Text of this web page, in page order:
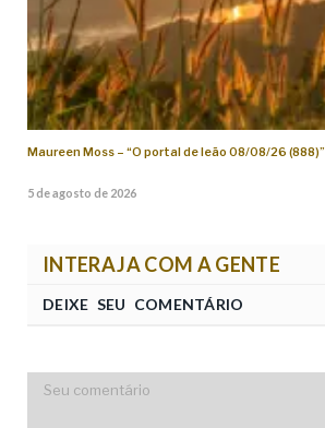
Maureen Moss – “O portal de leão 08/08/26 (888)”
5 de agosto de 2026
INTERAJA COM A GENTE
DEIXE SEU COMENTÁRIO